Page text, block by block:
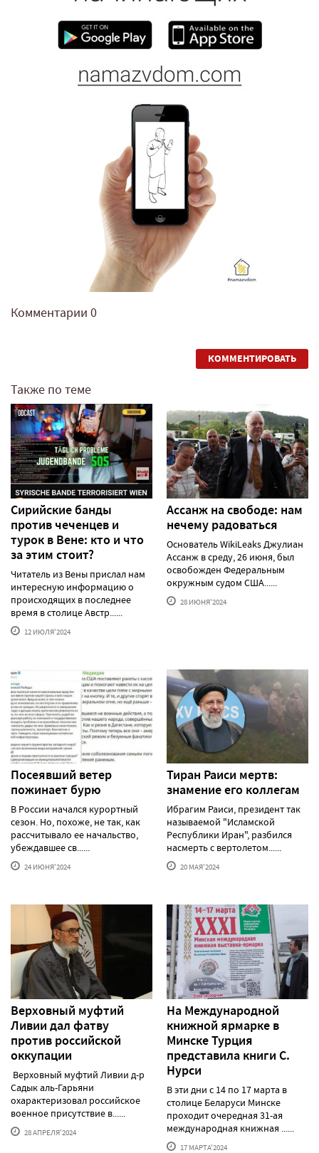
Комментарии 0
КОММЕНТИРОВАТЬ
Также по теме
Сирийские банды
против чеченцев и
турок в Вене: кто и что
за этим стоит?
Читатель из Вены прислал нам
интересную информацию о
происходящих в последнее
время в столице Австр......
12 ИЮЛЯ'2024
Ассанж на свободе: нам
нечему радоваться
Основатель WikiLeaks Джулиан
Ассанж в среду, 26 июня, был
освобожден Федеральным
окружным судом США......
28 ИЮНЯ'2024
Посеявший ветер
пожинает бурю
В России начался курортный
сезон. Но, похоже, не так, как
рассчитывало ее начальство,
убеждавшее св......
24 ИЮНЯ'2024
Тиран Раиси мертв:
знамение его коллегам
Ибрагим Раиси, президент так
называемой "Исламской
Республики Иран", разбился
насмерть с вертолетом......
20 МАЯ'2024
Верховный муфтий
Ливии дал фатву
против российской
оккупации
Верховный муфтий Ливии д-р
Садык аль-Гарьяни
охарактеризовал российское
военное присутствие в......
28 АПРЕЛЯ'2024
На Международной
книжной ярмарке в
Минске Турция
представила книги С.
Нурси
В эти дни с 14 по 17 марта в
столице Беларуси Минске
проходит очередная 31-ая
международная книжная ......
17 МАРТА'2024